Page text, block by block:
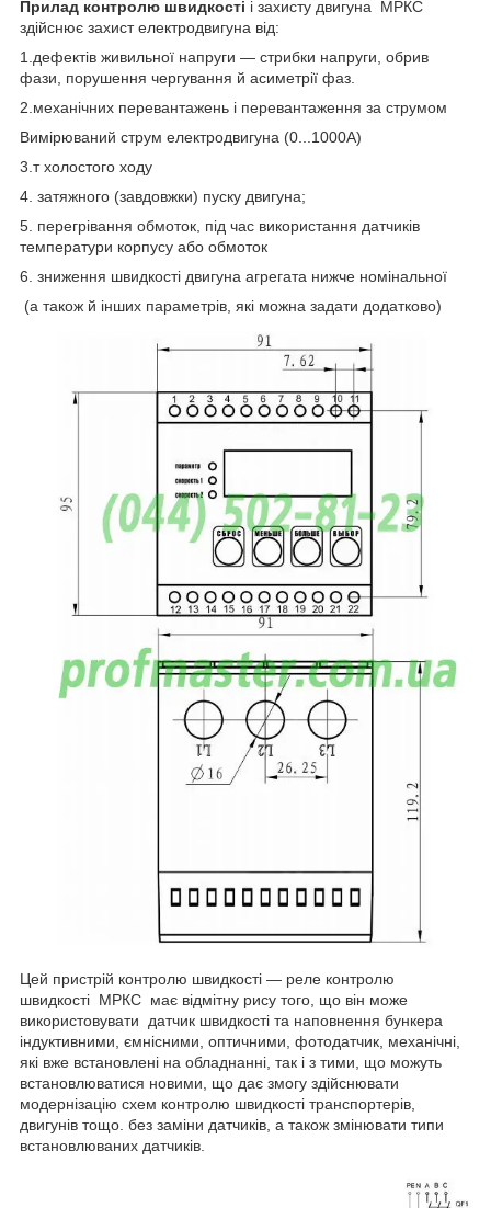
Прилад контролю швидкості і захисту двигуна МРКС
здійснює захист електродвигуна від:
1.дефектів живильної напруги — стрибки напруги, обрив
фази, порушення чергування й асиметрії фаз.
2.механічних перевантажень і перевантаження за струмом
Вимірюваний струм електродвигуна (0...1000А)
3.т холостого ходу
4. затяжного (завдовжки) пуску двигуна;
5. перегрівання обмоток, під час використання датчиків
температури корпусу або обмоток
6. зниження швидкості двигуна агрегата нижче номінальної
(а також й інших параметрів, які можна задати додатково)
Цей пристрій контролю швидкості — реле контролю
швидкості МРКС має відмітну рису того, що він може
використовувати датчик швидкості та наповнення бункера
індуктивними, ємнісними, оптичними, фотодатчик, механічні,
які вже встановлені на обладнанні, так і з тими, що можуть
встановлюватися новими, що дає змогу здійснювати
модернізацію схем контролю швидкості транспортерів,
двигунів тощо. без заміни датчиків, а також змінювати типи
встановлюваних датчиків.